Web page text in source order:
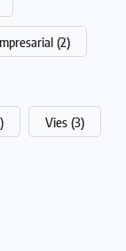
(2)
Vies (3)